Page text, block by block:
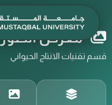
معرض الصور
قسم تقنيات الانتاج الحيواني